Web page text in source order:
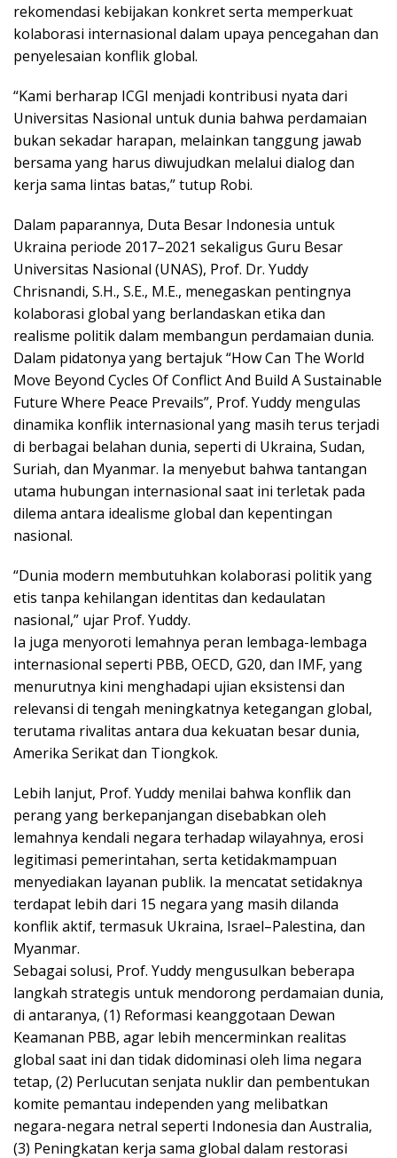
rekomendasi kebijakan konkret serta memperkuat
kolaborasi internasional dalam upaya pencegahan dan
penyelesaian konflik global.
“Kami berharap ICGI menjadi kontribusi nyata dari
Universitas Nasional untuk dunia bahwa perdamaian
bukan sekadar harapan, melainkan tanggung jawab
bersama yang harus diwujudkan melalui dialog dan
kerja sama lintas batas,” tutup Robi.
Dalam paparannya, Duta Besar Indonesia untuk
Ukraina periode 2017–2021 sekaligus Guru Besar
Universitas Nasional (UNAS), Prof. Dr. Yuddy
Chrisnandi, S.H., S.E., M.E., menegaskan pentingnya
kolaborasi global yang berlandaskan etika dan
realisme politik dalam membangun perdamaian dunia.
Dalam pidatonya yang bertajuk “How Can The World
Move Beyond Cycles Of Conflict And Build A Sustainable
Future Where Peace Prevails”, Prof. Yuddy mengulas
dinamika konflik internasional yang masih terus terjadi
di berbagai belahan dunia, seperti di Ukraina, Sudan,
Suriah, dan Myanmar. Ia menyebut bahwa tantangan
utama hubungan internasional saat ini terletak pada
dilema antara idealisme global dan kepentingan
nasional.
“Dunia modern membutuhkan kolaborasi politik yang
etis tanpa kehilangan identitas dan kedaulatan
nasional,” ujar Prof. Yuddy.
Ia juga menyoroti lemahnya peran lembaga-lembaga
internasional seperti PBB, OECD, G20, dan IMF, yang
menurutnya kini menghadapi ujian eksistensi dan
relevansi di tengah meningkatnya ketegangan global,
terutama rivalitas antara dua kekuatan besar dunia,
Amerika Serikat dan Tiongkok.
Lebih lanjut, Prof. Yuddy menilai bahwa konflik dan
perang yang berkepanjangan disebabkan oleh
lemahnya kendali negara terhadap wilayahnya, erosi
legitimasi pemerintahan, serta ketidakmampuan
menyediakan layanan publik. Ia mencatat setidaknya
terdapat lebih dari 15 negara yang masih dilanda
konflik aktif, termasuk Ukraina, Israel–Palestina, dan
Myanmar.
Sebagai solusi, Prof. Yuddy mengusulkan beberapa
langkah strategis untuk mendorong perdamaian dunia,
di antaranya, (1) Reformasi keanggotaan Dewan
Keamanan PBB, agar lebih mencerminkan realitas
global saat ini dan tidak didominasi oleh lima negara
tetap, (2) Perlucutan senjata nuklir dan pembentukan
komite pemantau independen yang melibatkan
negara-negara netral seperti Indonesia dan Australia,
(3) Peningkatan kerja sama global dalam restorasi